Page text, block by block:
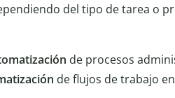
del tipo de tarea o
de procesos
de flujos de trabajo